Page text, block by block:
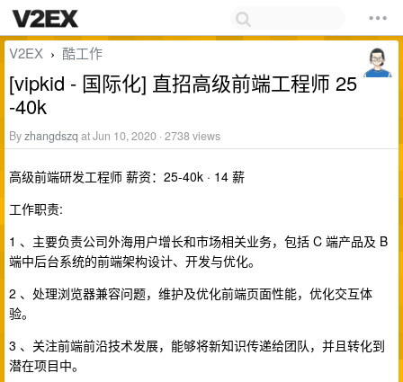
V2EX › 酷工作
[vipkid - 国际化] 直招高级前端工程师 25
-40k
Byzhangdszq at Jun 10, 2020 · 2738 views
高级前端研发工程师 薪资：25-40k · 14 薪
工作职责:
1 、主要负责公司外海用户增长和市场相关业务，包括 C 端产品及 B
端中后台系统的前端架构设计、开发与优化。
2 、处理浏览器兼容问题，维护及优化前端页面性能，优化交互体
验。
3 、关注前端前沿技术发展，能够将新知识传递给团队，并且转化到
潜在项目中。